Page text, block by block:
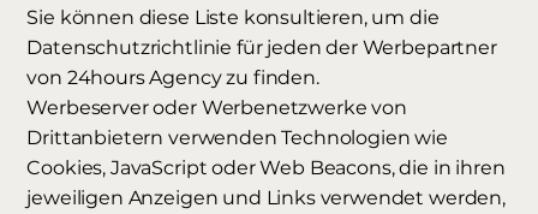
Sie können diese Liste konsultieren, um die
Datenschutzrichtlinie für jeden der Werbepartner
von 24hours Agency zu finden.
Werbeserver oder Werbenetzwerke von
Drittanbietern verwenden Technologien wie
Cookies, JavaScript oder Web Beacons, die in ihren
jeweiligen Anzeigen und Links verwendet werden,